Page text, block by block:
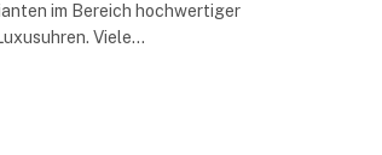
im Bereich hochwertiger
Viele…